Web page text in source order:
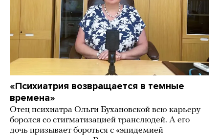
«Психиатрия возвращается в темные
времена»
Отец психиатра Ольги Бухановской всю карьеру
боролся со стигматизацией транслюдей. А его
дочь призывает бороться с «эпидемией